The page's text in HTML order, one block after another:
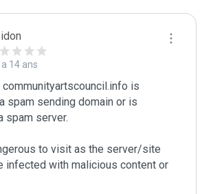
a 14 ans
is
spam sending domain or is
spam server.
to visit as the server/site
infected with malicious content or